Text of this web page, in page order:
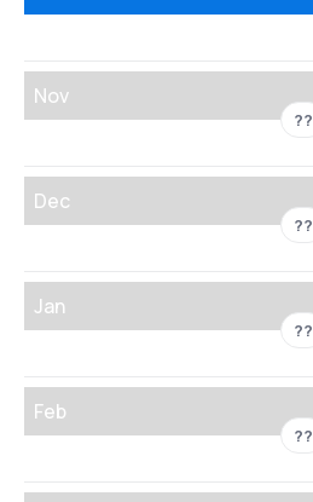
Nov
??
Dec
??
Jan
??
Feb
??